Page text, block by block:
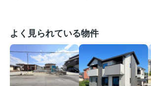
よく見られている物件